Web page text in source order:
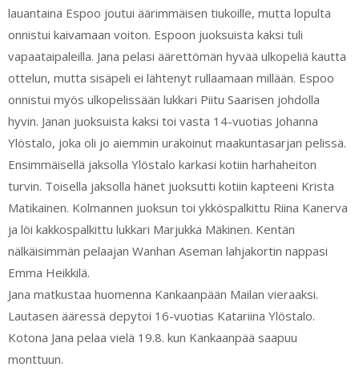
lauantaina Espoo joutui äärimmäisen tiukoille, mutta lopulta
onnistui kaivamaan voiton. Espoon juoksuista kaksi tuli
vapaataipaleilla. Jana pelasi äärettömän hyvää ulkopeliä kautta
ottelun, mutta sisäpeli ei lähtenyt rullaamaan millään. Espoo
onnistui myös ulkopelissään lukkari Piitu Saarisen johdolla
hyvin. Janan juoksuista kaksi toi vasta 14-vuotias Johanna
Ylöstalo, joka oli jo aiemmin urakoinut maakuntasarjan pelissä.
Ensimmäisellä jaksolla Ylöstalo karkasi kotiin harhaheiton
turvin. Toisella jaksolla hänet juoksutti kotiin kapteeni Krista
Matikainen. Kolmannen juoksun toi ykköspalkittu Riina Kanerva
ja löi kakkospalkittu lukkari Marjukka Mäkinen. Kentän
nälkäisimmän pelaajan Wanhan Aseman lahjakortin nappasi
Emma Heikkilä.
Jana matkustaa huomenna Kankaanpään Mailan vieraaksi.
Lautasen ääressä depytoi 16-vuotias Katariina Ylöstalo.
Kotona Jana pelaa vielä 19.8. kun Kankaanpää saapuu
monttuun.